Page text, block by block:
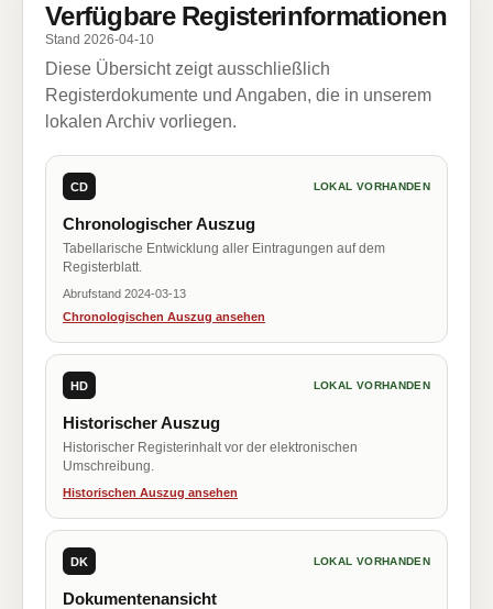
Verfügbare Registerinformationen
Stand 2026-04-10
Diese Übersicht zeigt ausschließlich
Registerdokumente und Angaben, die in unserem
lokalen Archiv vorliegen.
CD LOKAL VORHANDEN
Chronologischer Auszug
Tabellarische Entwicklung aller Eintragungen auf dem
Registerblatt.
Abrufstand 2024-03-13
Chronologischen Auszug ansehen
HD LOKAL VORHANDEN
Historischer Auszug
Historischer Registerinhalt vor der elektronischen
Umschreibung.
Historischen Auszug ansehen
DK LOKAL VORHANDEN
Dokumentenansicht